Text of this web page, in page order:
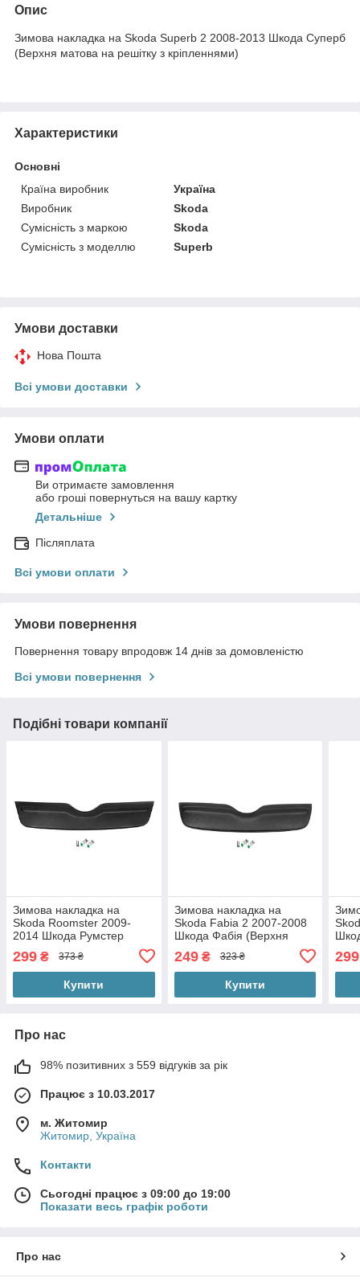
Опис
Зимова накладка на Skoda Superb 2 2008-2013 Шкода Суперб
(Верхня матова на решітку з кріпленнями)
Характеристики
Основні
Країна виробник
Україна
Виробник
Skoda
Сумісність з маркою
Skoda
Сумісність з моделлю
Superb
Умови доставки
Нова Пошта
Всі умови доставки
Умови оплати
Ви отримаєте замовлення
або гроші повернуться на вашу картку
Детальніше
Післяплата
Всі умови оплати
Умови повернення
Повернення товару впродовж 14 днів за домовленістю
Всі умови повернення
Подібні товари компанії
Зимова накладка на
Skoda Roomster 2009-
2014 Шкода Румстер
решітку з кріпленнями)
299 ₴ 373 ₴
Купити
Зимова накладка на
Skoda Fabia 2 2007-2008
Шкода Фабія (Верхня
кріпленнями)
249₴ 323 ₴
Купити
299
Про нас
98% позитивних з 559 відгуків за рік
Працює з 10.03.2017
м. Житомир
Житомир, Україна
Контакти
Сьогодні працює з 09:00 до 19:00
Показати весь графік роботи
Про нас